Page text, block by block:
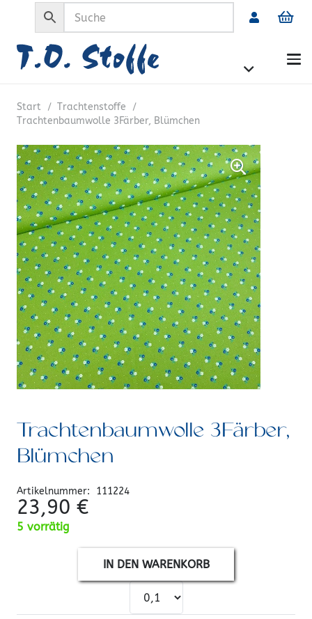
Start / Trachtenstoffe
/
Trachtenbaumwolle 3Färber, Blümchen
Trachtenbaumwolle 3Färber,
Blümchen
Artikelnummer: 111224
23,90 €
5 vorrätig
IN DEN WARENKORB